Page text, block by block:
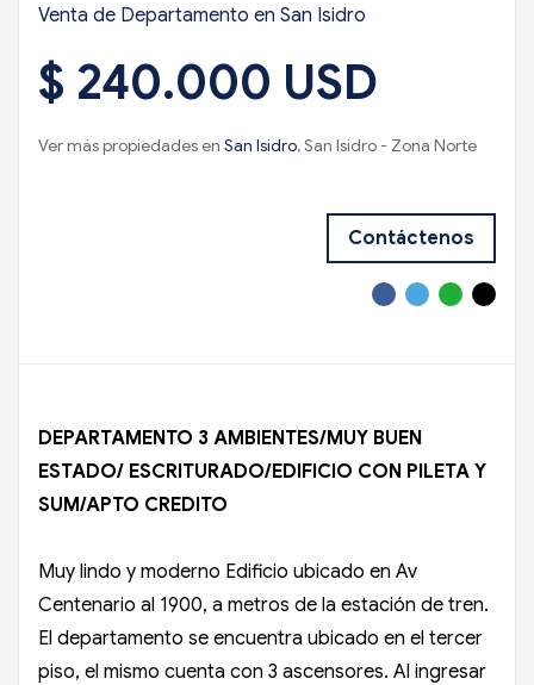
Venta de Departamento en San Isidro
$ 240.000 USD
Ver más propiedades en San Isidro, San Isidro - Zona Norte
Contáctenos
DEPARTAMENTO 3 AMBIENTES/MUY BUEN
ESTADO/ ESCRITURADO/EDIFICIO CON PILETA Y
SUM/APTO CREDITO
Muy lindo y moderno Edificio ubicado en Av
Centenario al 1900, a metros de la estación de tren.
El departamento se encuentra ubicado en el tercer
piso, el mismo cuenta con 3 ascensores. Al ingresar